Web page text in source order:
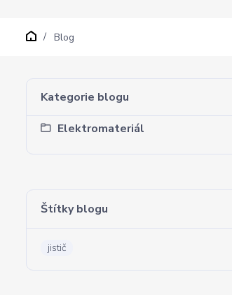
Blog
Kategorie blogu
Elektromateriál
Štítky blogu
jistič